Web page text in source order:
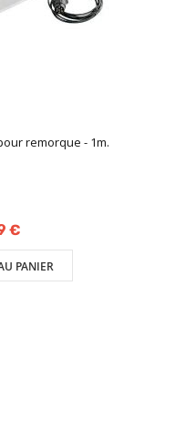
remorque - 1m.
€
PANIER